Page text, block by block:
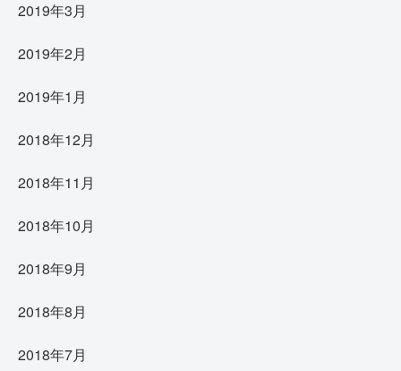
2019年3月
2019年2月
2019年1月
2018年12月
2018年11月
2018年10月
2018年9月
2018年8月
2018年7月